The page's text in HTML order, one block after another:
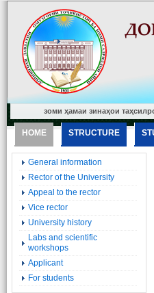
ҳамаи зинаҳои таҳсилро
HOME STRUCTURE
General information
Rector of the University
Appeal to the rector
Vice rector
University history
Labs and scientific
workshops
Applicant
For students